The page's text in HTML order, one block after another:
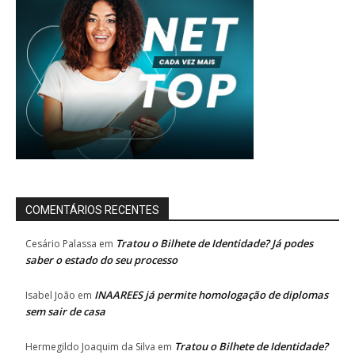
COMENTÁRIOS RECENTES
Cesário Palassa em Tratou o Bilhete de Identidade? Já podes
saber o estado do seu processo
Isabel João em INAAREES já permite homologação de diplomas
sem sair de casa
Hermegildo Joaquim da Silva em Tratou o Bilhete de Identidade?